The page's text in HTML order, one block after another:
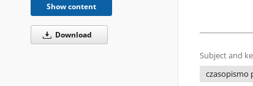
Show content
Download
Subject and
czasopismo